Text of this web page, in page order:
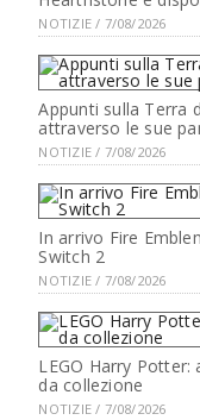
NOTIZIE / 7/08/2026
Appunti sulla Terra
attraverso le sue
NOTIZIE / 7/08/2026
In arrivo Fire
Switch 2
NOTIZIE / 7/08/2026
LEGO Harry
da collezione
NOTIZIE / 7/08/2026